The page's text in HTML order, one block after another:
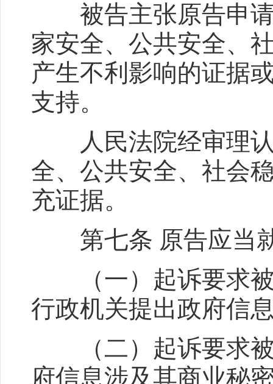
被告主张原告申请
家安全、公共安全、
产生不利影响的证据
支持。
人民法院经审理认
全、公共安全、社会
充证据。
第七条 原告应当就
（一）起诉要求被
行政机关提出政府信
（二）起诉要求被
府信息涉及其商业秘